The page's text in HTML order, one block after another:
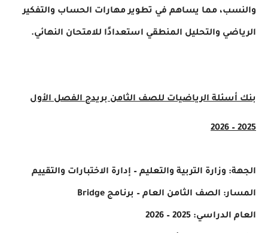
والنسب، مما يساهم في تطوير مهارات الحساب والتفكير
الرياضي والتحليل المنطقي استعدادًا للامتحان النهائي.
بنك أسئلة الرياضيات للصف الثامن بريدج الفصل الأول
2025 – 2026
الجهة: وزارة التربية والتعليم – إدارة الاختبارات والتقييم
المسار: الصف الثامن العام – برنامج Bridge
العام الدراسي: 2025 – 2026